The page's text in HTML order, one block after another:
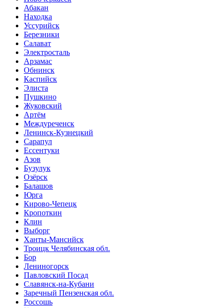
Абакан
Находка
Уссурийск
Березники
Салават
Электросталь
Арзамас
Обнинск
Каспийск
Элиста
Пушкино
Жуковский
Артём
Междуреченск
Ленинск-Кузнецкий
Сарапул
Ессентуки
Азов
Бузулук
Озёрск
Балашов
Юрга
Кирово-Чепецк
Кропоткин
Клин
Выборг
Ханты-Мансийск
Троицк Челябинская обл.
Бор
Лениногорск
Павловский Посад
Славянск-на-Кубани
Заречный Пензенская обл.
Россошь